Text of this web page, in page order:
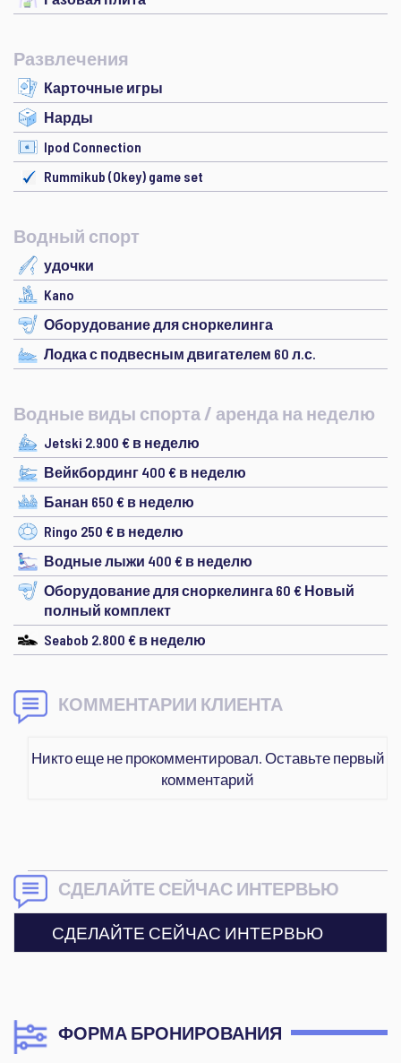
Развлечения
Карточные игры
Нарды
Ipod Connection
Rummikub (Okey) game set
Водный спорт
удочки
Kano
Оборудование для сноркелинга
Лодка с подвесным двигателем 60 л.с.
Водные виды спорта / аренда на неделю
Jetski 2.900 € в неделю
Вейкбординг 400 € в неделю
Банан 650 € в неделю
Ringo 250 € в неделю
Водные лыжи 400 € в неделю
Оборудование для сноркелинга 60 € Новый
полный комплект
Seabob 2.800 € в неделю
КОММЕНТАРИИ КЛИЕНТА
Никто еще не прокомментировал. Оставьте первый
комментарий
СДЕЛАЙТЕ СЕЙЧАС ИНТЕРВЬЮ
СДЕЛАЙТЕ СЕЙЧАС ИНТЕРВЬЮ
ФОРМА БРОНИРОВАНИЯ